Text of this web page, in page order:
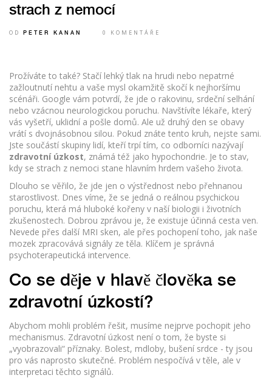
strach z nemocí
OD PETER KANAN 0 KOMENTÁŘE
Prožíváte to také? Stačí lehký tlak na hrudi nebo nepatrné
zažloutnutí nehtu a vaše mysl okamžitě skočí k nejhoršímu
scénáři. Google vám potvrdí, že jde o rakovinu, srdeční selhání
nebo vzácnou neurologickou poruchu. Navštívíte lékaře, který
vás vyšetří, uklidní a pošle domů. Ale už druhý den se obavy
vrátí s dvojnásobnou silou. Pokud znáte tento kruh, nejste sami.
Jste součástí skupiny lidí, kteří trpí tím, co odborníci nazývají
zdravotní úzkost, známá též jako hypochondrie. Je to stav,
kdy se strach z nemoci stane hlavním hrdem vašeho života.
Dlouho se věřilo, že jde jen o výstřednost nebo přehnanou
starostlivost. Dnes víme, že se jedná o reálnou psychickou
poruchu, která má hluboké kořeny v naší biologii i životních
zkušenostech. Dobrou zprávou je, že existuje účinná cesta ven.
Nevede přes další MRI sken, ale přes pochopení toho, jak naše
mozek zpracovává signály ze těla. Klíčem je správná
psychoterapeutická intervence.
Co se děje v hlavě člověka se
zdravotní úzkostí?
Abychom mohli problém řešit, musíme nejprve pochopit jeho
mechanismus. Zdravotní úzkost není o tom, že byste si
„vyobrazovali“ příznaky. Bolest, mdloby, bušení srdce - ty jsou
pro vás naprosto skutečné. Problém nespočívá v těle, ale v
interpretaci těchto signálů.